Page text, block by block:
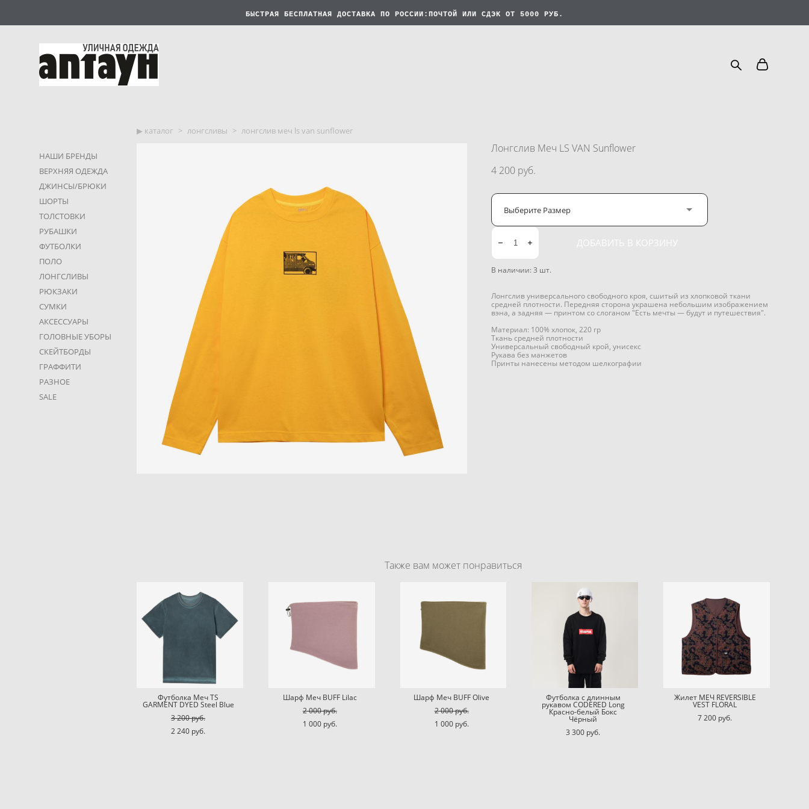
БЫСТРАЯ БЕСПЛАТНАЯ ДОСТАВКА ПО РОССИИ:ПОЧТОЙ ИЛИ СДЭК ОТ 5000 РУБ.
НАШИ БРЕНДЫ
ВЕРХНЯЯ ОДЕЖДА
ДЖИНСЫ/БРЮКИ
ШОРТЫ
ТОЛСТОВКИ
РУБАШКИ
ФУТБОЛКИ
ПОЛО
ЛОНГСЛИВЫ
РЮКЗАКИ
СУМКИ
АКСЕССУАРЫ
ГОЛОВНЫЕ УБОРЫ
СКЕЙТБОРДЫ
ГРАФФИТИ
РАЗНОЕ
SALE
▶︎ каталог > лонгсливы > лонгслив меч ls van sunflower
Лонгслив Меч LS VAN Sunflower
4 200 pуб.
Выберите Размер
В наличии:3 шт.
ДОБАВИТЬ В КОРЗИНУ
Лонгслив универсального свободного кроя, сшитый из хлопковой ткани
средней плотности. Передняя сторона украшена небольшим изображением
вэна, а задняя — принтом со слоганом "Есть мечты — будут и путешествия".
Материал: 100% хлопок, 220 гр
Ткань средней плотности
Универсальный свободный крой, унисекс
Рукава без манжетов
Принты нанесены методом шелкографии
Также вам может понравиться
Футболка Меч TS
GARMENT DYED Steel Blue
3 200 pуб.
2 240 pуб.
Шарф Меч BUFF Lilac
2 000 pуб.
1 000 pуб.
Шарф Меч BUFF Olive
2 000 pуб.
1 000 pуб.
Футболка с длинным
рукавом CODERED Long
Красно-белый Бокс
Чёрный
3 300 pуб.
Жилет МЕЧ REVERSIBLE
VEST FLORAL
7 200 pуб.